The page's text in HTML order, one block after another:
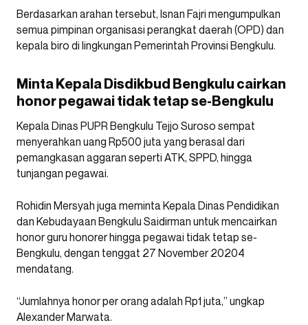
Berdasarkan arahan tersebut, Isnan Fajri mengumpulkan
semua pimpinan organisasi perangkat daerah (OPD) dan
kepala biro di lingkungan Pemerintah Provinsi Bengkulu.
Minta Kepala Disdikbud Bengkulu cairkan
honor pegawai tidak tetap se-Bengkulu
Kepala Dinas PUPR Bengkulu Tejjo Suroso sempat
menyerahkan uang Rp500 juta yang berasal dari
pemangkasan aggaran seperti ATK, SPPD, hingga
tunjangan pegawai.
Rohidin Mersyah juga meminta Kepala Dinas Pendidikan
dan Kebudayaan Bengkulu Saidirman untuk mencairkan
honor guru honorer hingga pegawai tidak tetap se-
Bengkulu, dengan tenggat 27 November 20204
mendatang.
“Jumlahnya honor per orang adalah Rp1 juta,” ungkap
Alexander Marwata.